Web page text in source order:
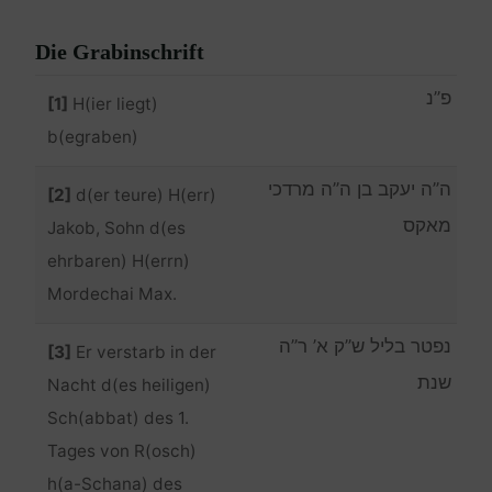
Die Grabinschrift
[1] H(ier liegt)
b(egraben)
פ”נ
[2] d(er teure) H(err)
Jakob, Sohn d(es
ehrbaren) H(errn)
Mordechai Max.
ה”ה יעקב בן ה”ה מרדכי
מאקס
[3] Er verstarb in der
Nacht d(es heiligen)
Sch(abbat) des 1.
Tages von R(osch)
h(a-Schana) des
נפטר בליל ש”ק א’ ר”ה
שנת